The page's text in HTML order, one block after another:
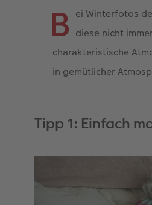
B ei Winterfotos
diese nicht
charakteristische
in gemütlicher
Tipp 1: Einfach